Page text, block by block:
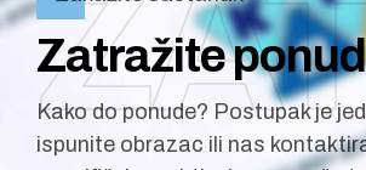
Zatražite
Kako do ponude? Postupak je
ispunite obrazac ili nas